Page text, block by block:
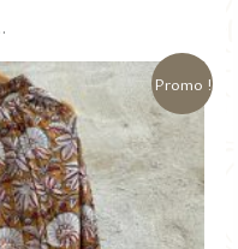
Promo !